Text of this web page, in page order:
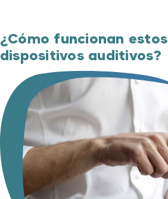
¿Cómo funcionan estos
dispositivos auditivos?